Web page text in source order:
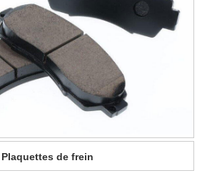
Plaquettes de frein